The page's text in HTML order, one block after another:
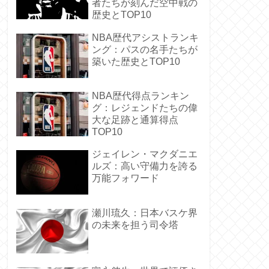
者たちが刻んだ空中戦の
歴史とTOP10
NBA歴代アシストランキ
ング：パスの名手たちが
築いた歴史とTOP10
NBA歴代得点ランキン
グ：レジェンドたちの偉
大な足跡と通算得点
TOP10
ジェイレン・マクダニエ
ルズ：高い守備力を誇る
万能フォワード
瀬川琉久：日本バスケ界
の未来を担う司令塔